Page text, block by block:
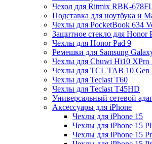
Чехол для Ritmix RBK-
Подставка для ноутбука и
Чехлы для PocketBook 634
Защитное стекло для Honor
Чехлы для Honor Pad 9
Ремешки для Samsung
Чехлы для Chuwi Hi10 XPro
Чехлы для TCL TAB 10 Gen
Чехлы для Teclast T60
Чехлы для Teclast T45HD
Универсальный сетевой
Аксессуары для iPhone
Чехлы для iPhone 15
Чехлы для iPhone 15
Чехлы для iPhone 15